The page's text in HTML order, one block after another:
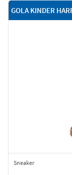
GOLA KINDER
Sneaker